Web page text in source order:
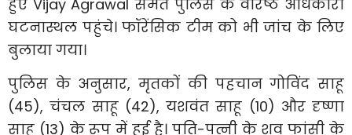
हुए Vijay Agrawal समेत पुलिस के वरिष्ठ अधिकारी
घटनास्थल पहुंचे। फॉरेंसिक टीम को भी जांच के लिए
बुलाया गया।
पुलिस के अनुसार, मृतकों की पहचान गोविंद साहू
(45), चंचल साहू (42), यशवंत साहू (10) और दृष्णा
साहू (13) के रूप में हुई है। पति-पत्नी के शव फांसी के